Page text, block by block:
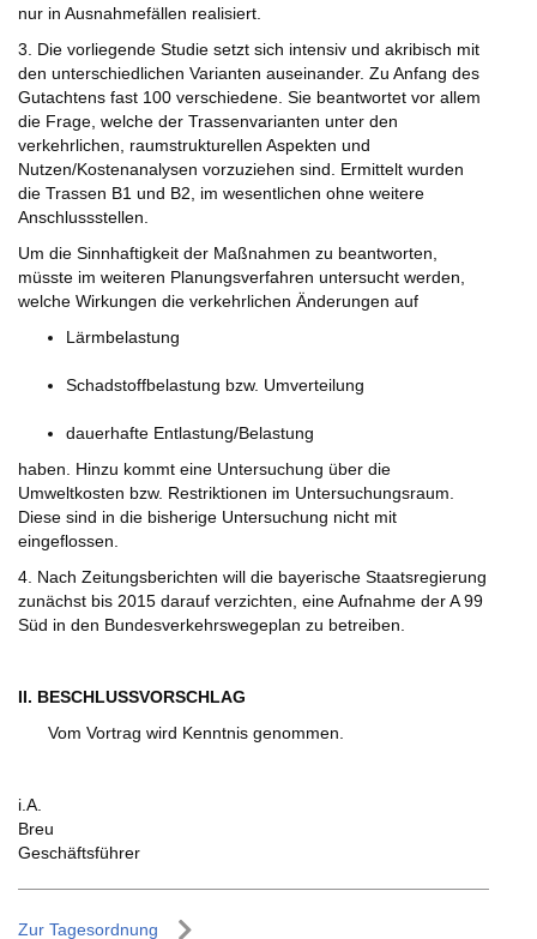
nur in Ausnahmefällen realisiert.
3. Die vorliegende Studie setzt sich intensiv und akribisch mit
den unterschiedlichen Varianten auseinander. Zu Anfang des
Gutachtens fast 100 verschiedene. Sie beantwortet vor allem
die Frage, welche der Trassenvarianten unter den
verkehrlichen, raumstrukturellen Aspekten und
Nutzen/Kostenanalysen vorzuziehen sind. Ermittelt wurden
die Trassen B1 und B2, im wesentlichen ohne weitere
Anschlussstellen.
Um die Sinnhaftigkeit der Maßnahmen zu beantworten,
müsste im weiteren Planungsverfahren untersucht werden,
welche Wirkungen die verkehrlichen Änderungen auf
Lärmbelastung
Schadstoffbelastung bzw. Umverteilung
dauerhafte Entlastung/Belastung
haben. Hinzu kommt eine Untersuchung über die
Umweltkosten bzw. Restriktionen im Untersuchungsraum.
Diese sind in die bisherige Untersuchung nicht mit
eingeflossen.
4. Nach Zeitungsberichten will die bayerische Staatsregierung
zunächst bis 2015 darauf verzichten, eine Aufnahme der A 99
Süd in den Bundesverkehrswegeplan zu betreiben.
II. BESCHLUSSVORSCHLAG
Vom Vortrag wird Kenntnis genommen.
i.A.
Breu
Geschäftsführer
Zur Tagesordnung